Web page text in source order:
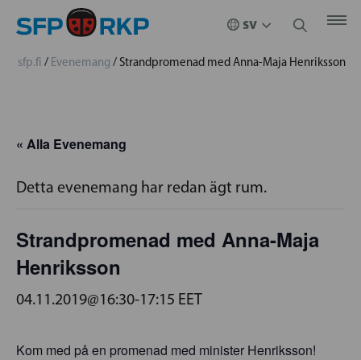
sfp.fi / Evenemang / Strandpromenad med Anna-Maja Henriksson
« Alla Evenemang
Detta evenemang har redan ägt rum.
Strandpromenad med Anna-Maja
Henriksson
04.11.2019@16:30-17:15 EET
Kom med på en promenad med minister Henriksson!